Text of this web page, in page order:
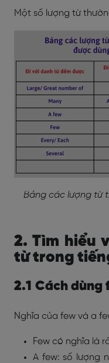
Một số lượng từ
Bảng các lượng từ
2. Tìm hiểu
từ trong
2.1 Cách dùng
Nghĩa của few và a
Few có nghĩa là
A few: số lượng